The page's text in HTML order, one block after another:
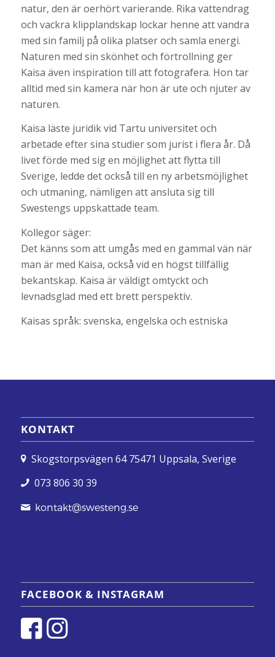
natur, den är oerhört varierande. Rika vattendrag
och vackra klipplandskap lockar henne att vandra
med sin familj på olika platser och samla energi.
Naturen med sin skönhet och förtrollning ger
Kaisa även inspiration till att fotografera. Hon tar
alltid med sin kamera när hon är ute och njuter av
naturen.
Kaisa läste juridik vid Tartu universitet och
arbetade efter sina studier som jurist i flera år. Då
livet förde med sig en möjlighet att flytta till
Sverige, ledde det också till en ny arbetsmöjlighet
och utmaning, nämligen att ansluta sig till
Swestengs uppskattade team.
Kollegor säger:
Det känns som att umgås med en gammal vän när
man är med Kaisa, också vid en högst tillfällig
bekantskap. Kaisa är väldigt omtyckt och
levnadsglad med ett brett perspektiv.
Kaisas språk: svenska, engelska och estniska
KONTAKT
Skogstorpsvägen 64 75471 Uppsala, Sverige
073 806 30 39
kontakt@swesteng.se
FACEBOOK & INSTAGRAM